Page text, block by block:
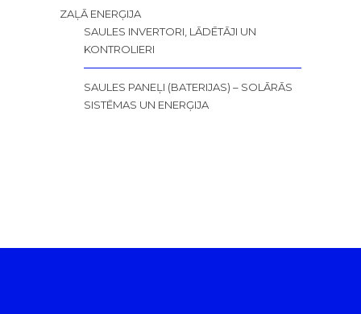
ZAĻĀ ENERĢIJA
SAULES INVERTORI, LĀDĒTĀJI UN
KONTROLIERI
SAULES PANEĻI (BATERIJAS) – SOLĀRĀS
SISTĒMAS UN ENERĢIJA